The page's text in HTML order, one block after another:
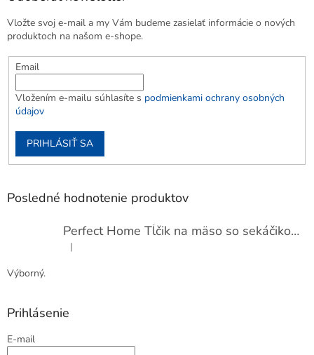
Vložte svoj e-mail a my Vám budeme zasielať informácie o nových
produktoch na našom e-shope.
Email
Vložením e-mailu súhlasíte s podmienkami ochrany osobných
údajov
PRIHLÁSIŤ SA
Posledné hodnotenie produktov
Perfect Home Tĺčik na mäso so sekáčikom, 56893
Hodnotenie produktu je 5 z 5 hviezdičiek.
|
Výborný.
Prihlásenie
E-mail